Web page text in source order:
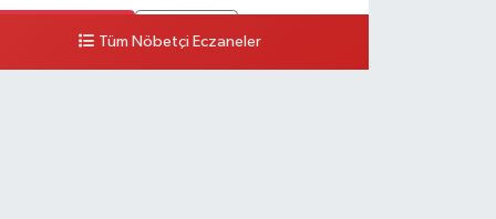
Tüm Nöbetçi Eczaneler